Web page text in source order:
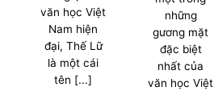
văn học Việt
Nam hiện
đại, Thế Lữ
là một cái
tên [...]
những
gương mặt
đặc biệt
nhất của
văn học Việt